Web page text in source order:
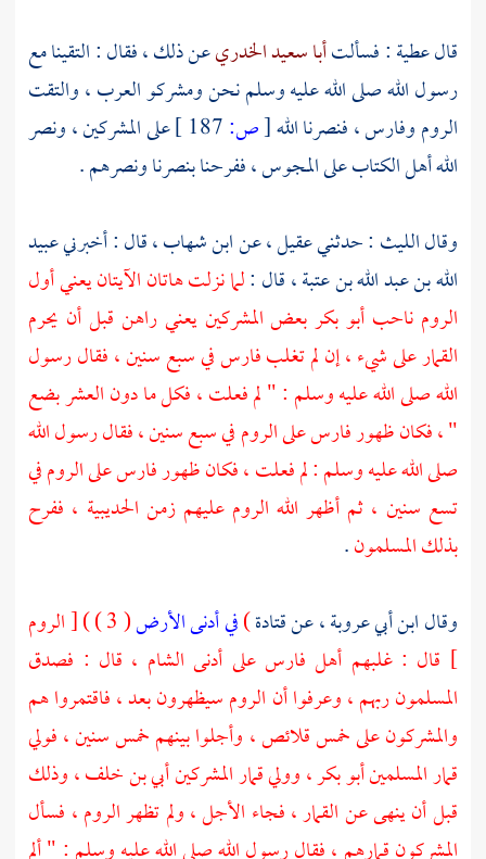
قالعطية: فسألتأبا سعيد الخدريعن ذلك ، فقال : التقينا مع
رسول الله صلى الله عليه وسلم نحن ومشركو العرب ، والتقت
الروموفارس ،فنصرنا الله[ص:
على المشركين ، ونصر
الله أهل الكتاب علىالمجوس ،ففرحنا بنصرنا ونصرهم .
وقالالليث : حدثنيعقيل ،عنابن شهاب ،قال : أخبرنيعبيد
الله بن عبد الله بن عتبة ،قال :لما نزلت هاتان الآيتان يعني أول
الروم ناحب أبو بكربعض المشركين يعني راهن قبل أن يحرم
القمار على شيء ، إن لم تغلب فارس في سبع سنين ، فقال رسول
الله صلى الله عليه وسلم : " لم فعلت ، فكل ما دون العشر بضع
" ، فكان ظهور فارس على الروم في سبع سنين ، فقال رسول الله
صلى الله عليه وسلم : لم فعلت ، فكان ظهور فارس على الروم في
تسع سنين ، ثم أظهر الله الروم عليهم زمن الحديبية ، ففرح
بذلك المسلمون.
وقالابن أبي عروبة ،عنقتادة)في أدنى الأرض
( 3 ) ) [ الروم
] قال : غلبهم أهل فارس على أدنى الشام ، قال : فصدق
المسلمون ربهم ، وعرفوا أن الروم سيظهرون بعد ، فاقتمروا هم
والمشركون على خمس قلائص ، وأجلوا بينهم خمس سنين ، فولي
قمار المسلمينأبو بكر ،وولي قمار المشركينأبي بن خلف ،وذلك
قبل أن ينهى عن القمار ، فجاء الأجل ، ولم تظهر الروم ، فسأل